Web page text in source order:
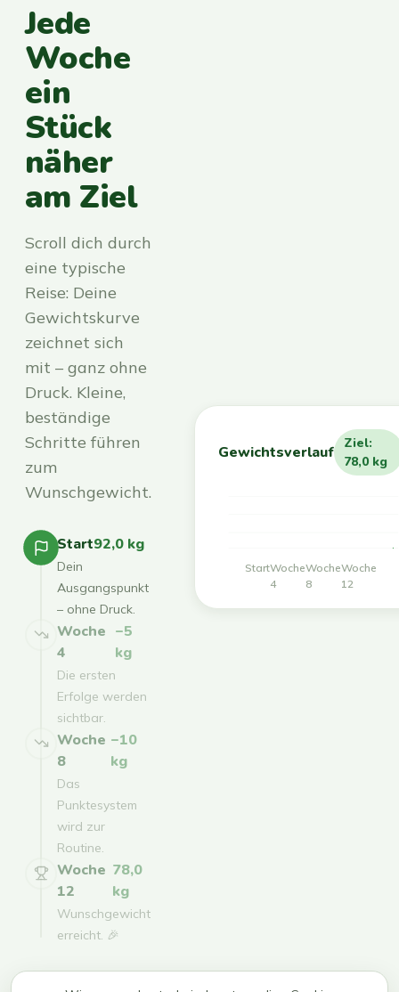
Jede
Woche
ein
Stück
näher
am Ziel
Scroll dich durch
eine typische
Reise: Deine
Gewichtskurve
zeichnet sich
mit – ganz ohne
Druck. Kleine,
beständige
Schritte führen
zum
Wunschgewicht.
Start92,0 kg
Dein
Ausgangspunkt
– ohne Druck.
Woche
4
−5
kg
Die ersten
Erfolge werden
sichtbar.
Woche
8
−10
kg
Das
Punktesystem
wird zur
Routine.
Woche
12
78,0
kg
Wunschgewicht
erreicht. 🎉
Gewichtsverlauf
Ziel:
78,0 kg
StartWoche
4
Woche
8
Woche
12